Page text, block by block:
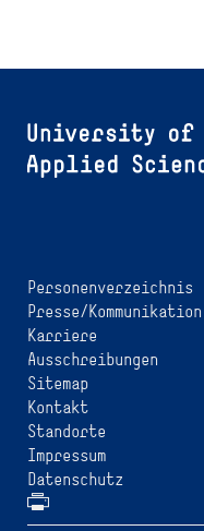
Personenverzeichnis
Presse/Kommunikation
Karriere
Ausschreibungen
Sitemap
Kontakt
Standorte
Impressum
Datenschutz